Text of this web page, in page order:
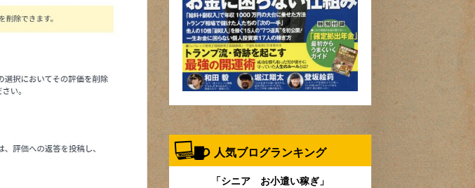
人気ブログランキング
「シニア お小遣い稼ぎ」